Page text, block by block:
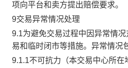
项向平台和卖方提出赔偿要求。
9交易异常情况处理
9.1为避免交易过程中因异常情
易和临时闭市等措施。异常情况
9.1.1不可抗力（本交易中心所